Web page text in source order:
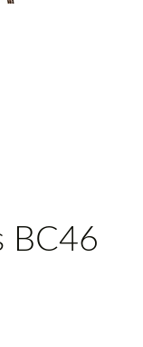
BC46